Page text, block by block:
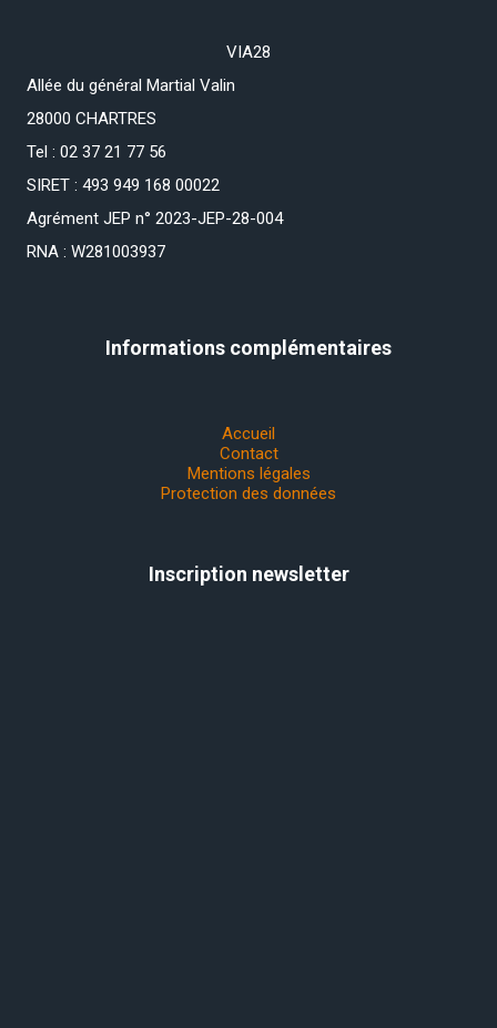
VIA28
Allée du général Martial Valin
28000 CHARTRES
Tel : 02 37 21 77 56
SIRET : 493 949 168 00022
Agrément JEP n° 2023-JEP-28-004
RNA : W281003937
Informations complémentaires
Accueil
Contact
Mentions légales
Protection des données
Inscription newsletter